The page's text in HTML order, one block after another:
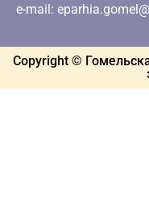
e-mail:
Copyright ©